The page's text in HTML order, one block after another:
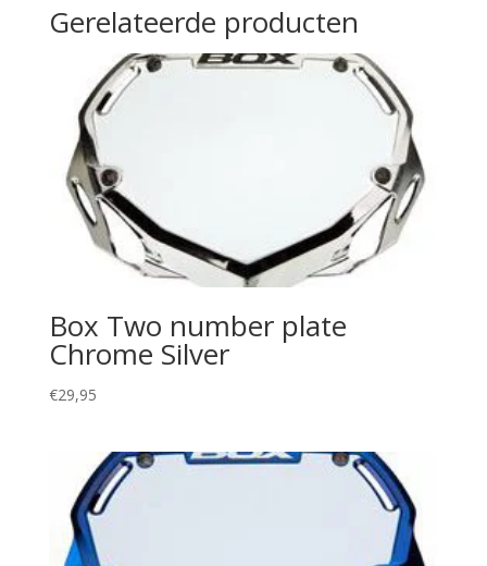
Gerelateerde producten
Box Two number plate
Chrome Silver
€29,95